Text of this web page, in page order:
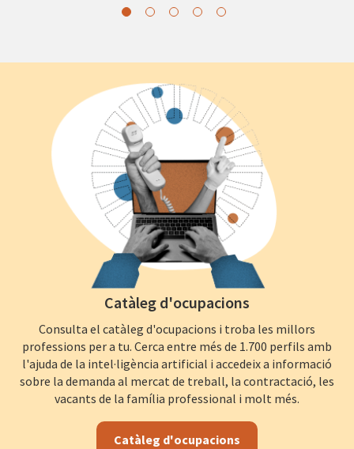
Catàleg d'ocupacions
Consulta el catàleg d'ocupacions i troba les millors
professions per a tu. Cerca entre més de 1.700 perfils amb
l'ajuda de la intel·ligència artificial i accedeix a informació
sobre la demanda al mercat de treball, la contractació, les
vacants de la família professional i molt més.
Catàleg d'ocupacions